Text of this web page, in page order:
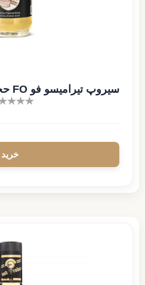
سیروپ تیرامیسو فو FO حجم ۷۰۰ میل